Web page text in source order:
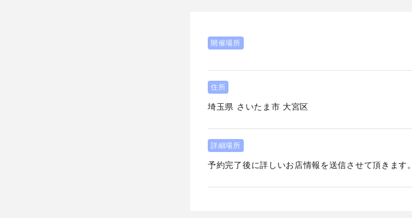
開催場所
住所
埼玉県 さいたま市 大宮区
詳細場所
予約完了後に詳しいお店情報を送信させて頂きます。